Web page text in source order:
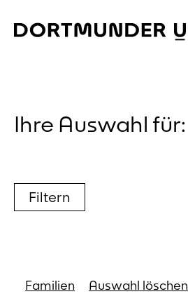
Ihre Auswahl für:
Filtern
Familien Auswahl löschen